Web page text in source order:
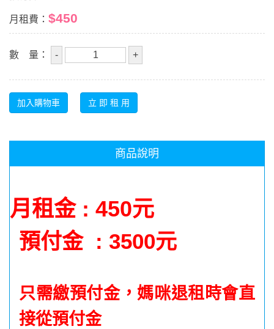
月租費： $450
數 量：
商品說明
月租金 : 450元
預付金 : 3500元
只需繳預付金，媽咪退租時會直
接從預付金